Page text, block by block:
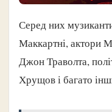
Серед них
Маккартні, актори
Джон Траволта,
Хрущов і багато